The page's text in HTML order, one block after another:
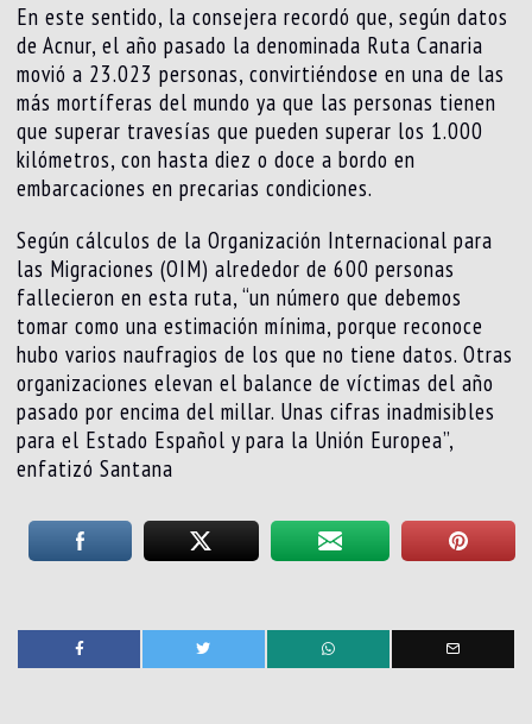
En este sentido, la consejera recordó que, según datos
de Acnur, el año pasado la denominada Ruta Canaria
movió a 23.023 personas, convirtiéndose en una de las
más mortíferas del mundo ya que las personas tienen
que superar travesías que pueden superar los 1.000
kilómetros, con hasta diez o doce a bordo en
embarcaciones en precarias condiciones.
Según cálculos de la Organización Internacional para
las Migraciones (OIM) alrededor de 600 personas
fallecieron en esta ruta, “un número que debemos
tomar como una estimación mínima, porque reconoce
hubo varios naufragios de los que no tiene datos. Otras
organizaciones elevan el balance de víctimas del año
pasado por encima del millar. Unas cifras inadmisibles
para el Estado Español y para la Unión Europea”,
enfatizó Santana